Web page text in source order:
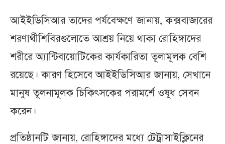
আইইডিসিআর তাদের পর্যবেক্ষণে জানায়, কক্সবাজারের
শরণার্থীশিবিরগুলোতে আশ্রয় নিয়ে থাকা রোহিঙ্গাদের
শরীরে অ্যান্টিবায়োটিকের কার্যকারিতা তূলামূলক বেশি
রয়েছে। কারণ হিসেবে আইইডিসিআর জানায়, সেখানে
মানুষ তূলনামূলক চিকিৎসকের পরামর্শে ওষুধ সেবন
করেন।
প্রতিষ্ঠানটি জানায়, রোহিঙ্গাদের মধ্যে টেট্রাসাইক্লিনের